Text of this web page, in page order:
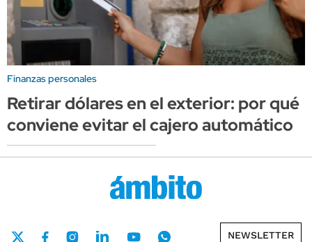
Finanzas personales
Retirar dólares en el exterior: por qué
conviene evitar el cajero automático
NEWSLETTER